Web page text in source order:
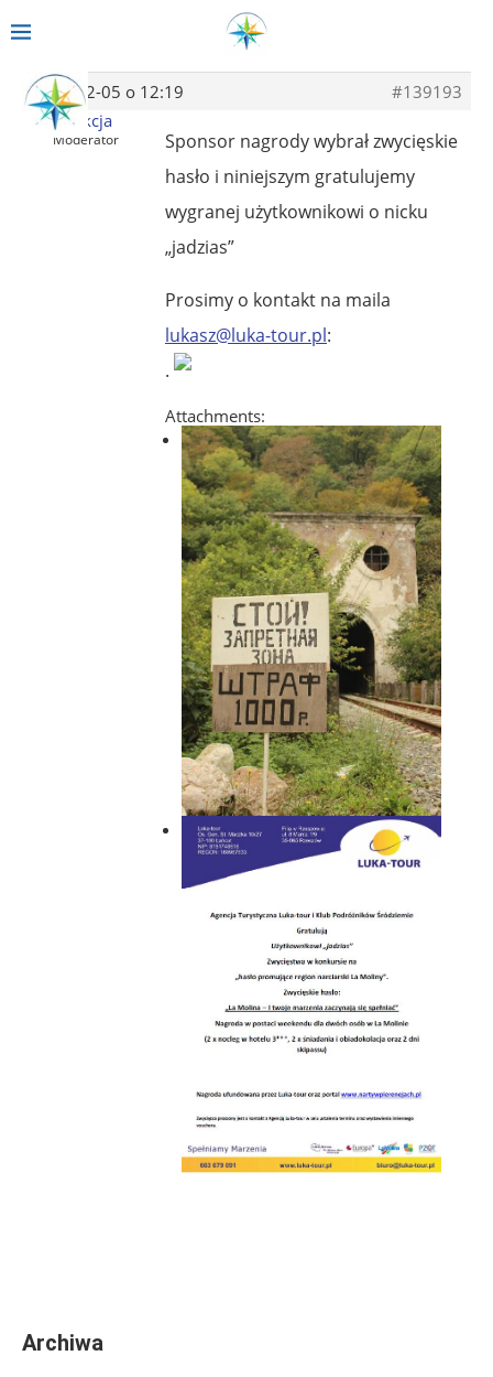
2014-02-05 o 12:19
#139193
Redakcja
Moderator
Sponsor nagrody wybrał zwycięskie
hasło i niniejszym gratulujemy
wygranej użytkownikowi o nicku
„jadzias”
Prosimy o kontakt na maila
lukasz@luka-tour.pl:
.
Attachments:
Archiwa